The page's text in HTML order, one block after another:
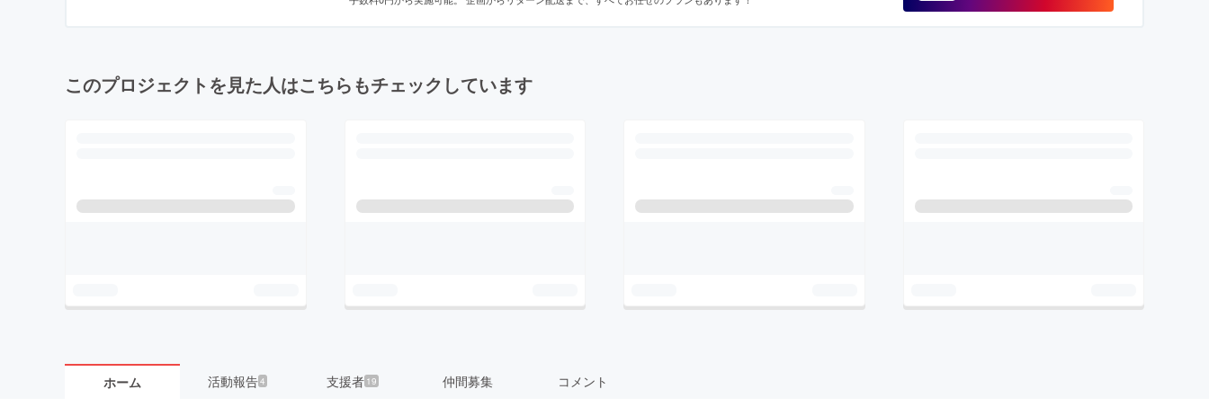
このプロジェクトを見た人はこちらもチェックしています
ホーム 活動報告4 支援者 19 仲間募集 コメント